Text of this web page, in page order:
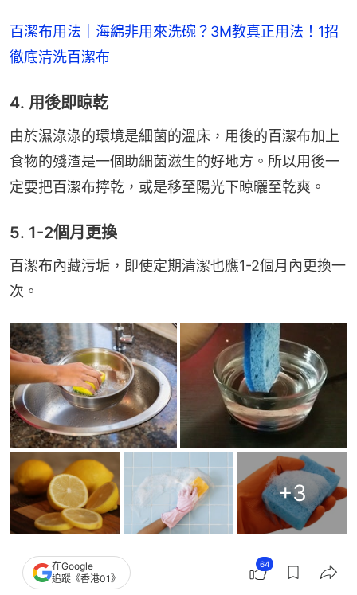
百潔布用法｜海綿非用來洗碗？3M教真正用法！1招
徹底清洗百潔布
4. 用後即晾乾
由於濕淥淥的環境是細菌的溫床，用後的百潔布加上
食物的殘渣是一個助細菌滋生的好地方。所以用後一
定要把百潔布擰乾，或是移至陽光下晾曬至乾爽。
5. 1-2個月更換
百潔布內藏污垢，即使定期清潔也應1-2個月內更換一
次。
+3
廚房抹布也要消毒除味！
在Google
追蹤《香港01》
64